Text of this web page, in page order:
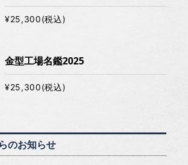
¥25,300(税込)
金型工場名鑑2025
¥25,300(税込)
のお知らせ